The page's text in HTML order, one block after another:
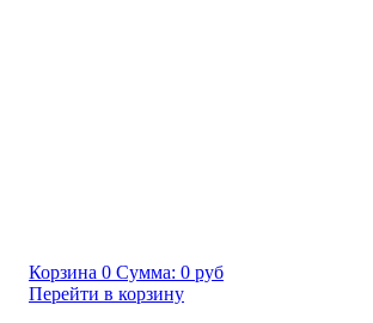
Корзина 0 Сумма: 0 руб
Перейти в корзину